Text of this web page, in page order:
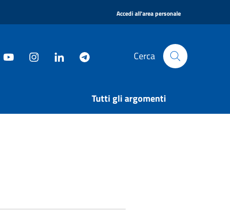
Accedi all'area personale
Cerca
Tutti gli argomenti